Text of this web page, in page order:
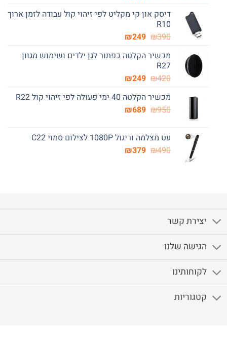
היה:
הוא:
דיסק און קי מקליט לפי זיהוי קול עבודה לזמן ארוך
R10
₪390
המחיר
היה:
₪249 המחיר
הוא:
מכשיר הקלטה כפתור לגן ילדים ושימוש מגוון
R27
₪420
המחיר
היה:
₪420.
₪249 המחיר
הוא:
₪249.
מכשיר הקלטה 40 ימי פעולה לפי זיהוי קול R22
₪950
המחיר
₪950.
₪689 המחיר
₪689.עט מצלמה וריגול 1080P לצילום סמוי C22
₪490
המחיר
₪379 המחיר
יצירת קשר
הגישה שלנו
לקוחותינו
קטגוריות